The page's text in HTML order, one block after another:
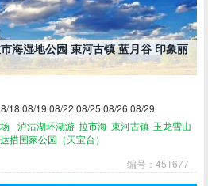
海湿地公园 束河古镇 蓝月谷 印象丽
18 08/19 08/22 08/25 08/26 08/29
泸沽湖环湖游 拉市海 束河古镇 玉龙雪山
措国家公园（天宝台）
编号：45T677